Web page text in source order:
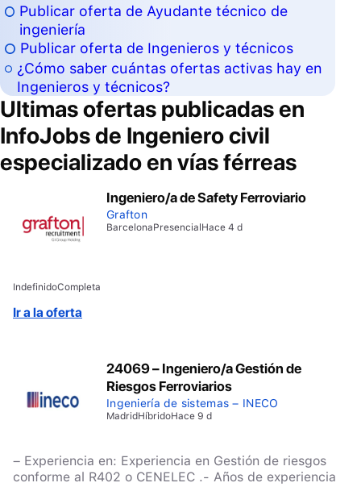
Publicar oferta de Ayudante técnico de
ingeniería
Publicar oferta de Ingenieros y técnicos
¿Cómo saber cuántas ofertas activas hay en
Ingenieros y técnicos?
Ultimas ofertas publicadas en
InfoJobs de Ingeniero civil
especializado en vías férreas
Ingeniero/a de Safety Ferroviario
Grafton
BarcelonaPresencialHace 4 d
IndefinidoCompleta
Ir a la oferta
24069 – Ingeniero/a Gestión de
Riesgos Ferroviarios
Ingeniería de sistemas – INECO
MadridHíbridoHace 9 d
– Experiencia en: Experiencia en Gestión de riesgos
conforme al R402 o CENELEC .- Años de experiencia